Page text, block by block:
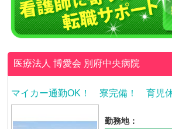
医療法人 博愛会 別府中央病院
マイカー通勤OK！ 寮完備！ 育児休
勤務地：